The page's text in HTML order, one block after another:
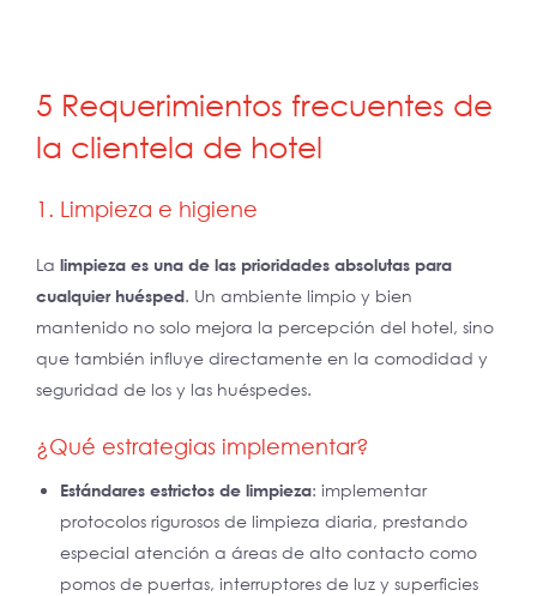
5 Requerimientos frecuentes de
la clientela de hotel
1. Limpieza e higiene
La limpieza es una de las prioridades absolutas para
cualquier huésped. Un ambiente limpio y bien
mantenido no solo mejora la percepción del hotel, sino
que también influye directamente en la comodidad y
seguridad de los y las huéspedes.
¿Qué estrategias implementar?
Estándares estrictos de limpieza: implementar
protocolos rigurosos de limpieza diaria, prestando
especial atención a áreas de alto contacto como
pomos de puertas, interruptores de luz y superficies